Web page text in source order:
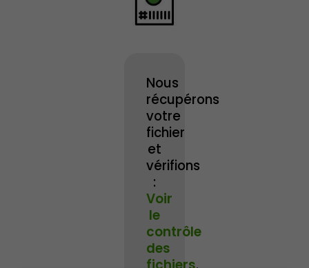
Nous
récupérons
votre
fichier
et
vérifions
:
Voir
le
contrôle
des